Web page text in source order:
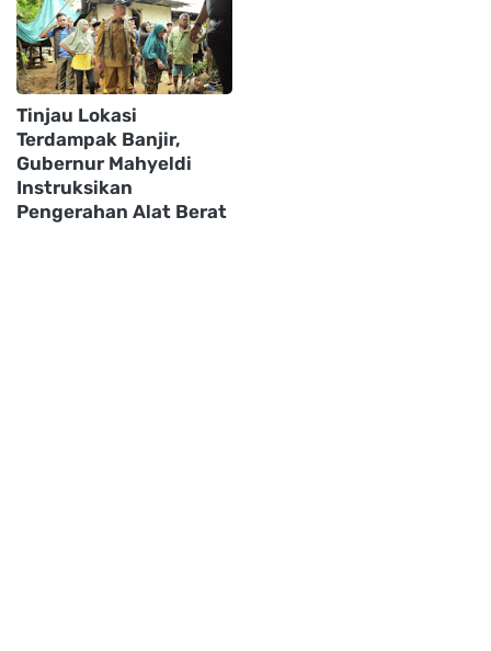
Tinjau Lokasi
Terdampak Banjir,
Gubernur Mahyeldi
Instruksikan
Pengerahan Alat Berat